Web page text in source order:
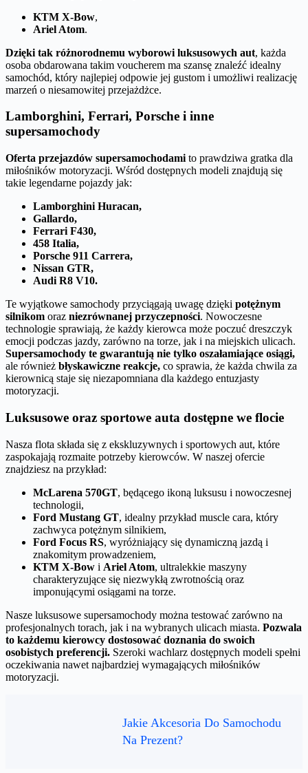
KTM X-Bow,
Ariel Atom.
Dzięki tak różnorodnemu wyborowi luksusowych aut, każda
osoba obdarowana takim voucherem ma szansę znaleźć idealny
samochód, który najlepiej odpowie jej gustom i umożliwi realizację
marzeń o niesamowitej przejażdżce.
Lamborghini, Ferrari, Porsche i inne
supersamochody
Oferta przejazdów supersamochodami to prawdziwa gratka dla
miłośników motoryzacji. Wśród dostępnych modeli znajdują się
takie legendarne pojazdy jak:
Lamborghini Huracan,
Gallardo,
Ferrari F430,
458 Italia,
Porsche 911 Carrera,
Nissan GTR,
Audi R8 V10.
Te wyjątkowe samochody przyciągają uwagę dzięki potężnym
silnikom oraz niezrównanej przyczepności. Nowoczesne
technologie sprawiają, że każdy kierowca może poczuć dreszczyk
emocji podczas jazdy, zarówno na torze, jak i na miejskich ulicach.
Supersamochody te gwarantują nie tylko oszałamiające osiągi,
ale również błyskawiczne reakcje, co sprawia, że każda chwila za
kierownicą staje się niezapomniana dla każdego entuzjasty
motoryzacji.
Luksusowe oraz sportowe auta dostępne we flocie
Nasza flota składa się z ekskluzywnych i sportowych aut, które
zaspokajają rozmaite potrzeby kierowców. W naszej ofercie
znajdziesz na przykład:
McLarena 570GT, będącego ikoną luksusu i nowoczesnej
technologii,
Ford Mustang GT, idealny przykład muscle cara, który
zachwyca potężnym silnikiem,
Ford Focus RS, wyróżniający się dynamiczną jazdą i
znakomitym prowadzeniem,
KTM X-Bow i Ariel Atom, ultralekkie maszyny
charakteryzujące się niezwykłą zwrotnością oraz
imponującymi osiągami na torze.
Nasze luksusowe supersamochody można testować zarówno na
profesjonalnych torach, jak i na wybranych ulicach miasta. Pozwala
to każdemu kierowcy dostosować doznania do swoich
osobistych preferencji. Szeroki wachlarz dostępnych modeli spełni
oczekiwania nawet najbardziej wymagających miłośników
motoryzacji.
Jakie Akcesoria Do Samochodu
Na Prezent?